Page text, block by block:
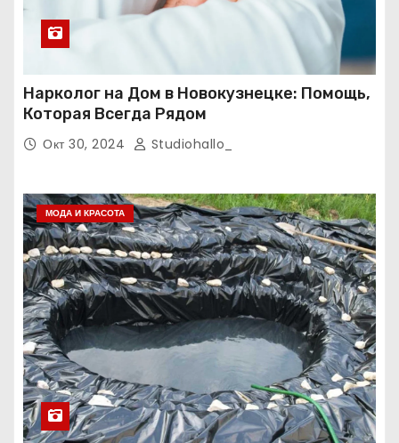
Нарколог на Дом в Новокузнецке: Помощь,
Которая Всегда Рядом
Окт 30, 2024 Studiohallo_
МОДА И КРАСОТА